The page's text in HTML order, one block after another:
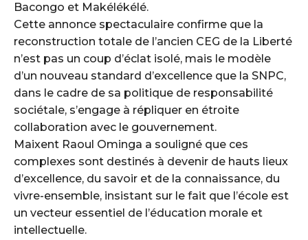
Bacongo et Makélékélé.
Cette annonce spectaculaire confirme que la
reconstruction totale de l’ancien CEG de la Liberté
n’est pas un coup d’éclat isolé, mais le modèle
d’un nouveau standard d’excellence que la SNPC,
dans le cadre de sa politique de responsabilité
sociétale, s’engage à répliquer en étroite
collaboration avec le gouvernement.
Maixent Raoul Ominga a souligné que ces
complexes sont destinés à devenir de hauts lieux
d’excellence, du savoir et de la connaissance, du
vivre-ensemble, insistant sur le fait que l’école est
un vecteur essentiel de l’éducation morale et
intellectuelle.